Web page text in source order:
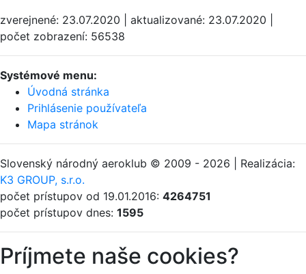
zverejnené: 23.07.2020 | aktualizované: 23.07.2020 |
počet zobrazení: 56538
Systémové menu:
Úvodná stránka
Prihlásenie používateľa
Mapa stránok
Slovenský národný aeroklub © 2009 - 2026 | Realizácia:
K3 GROUP, s.r.o.
počet prístupov od 19.01.2016: 4264751
počet prístupov dnes: 1595
Príjmete naše cookies?